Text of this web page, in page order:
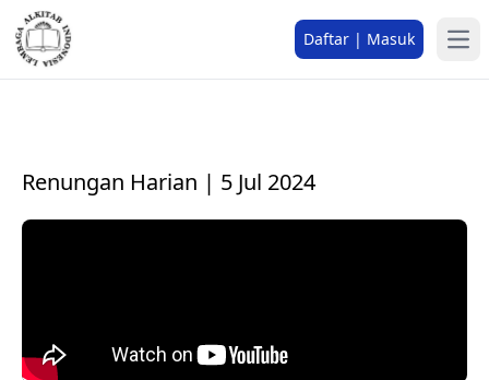
Daftar | Masuk
Renungan Harian | 5 Jul 2024